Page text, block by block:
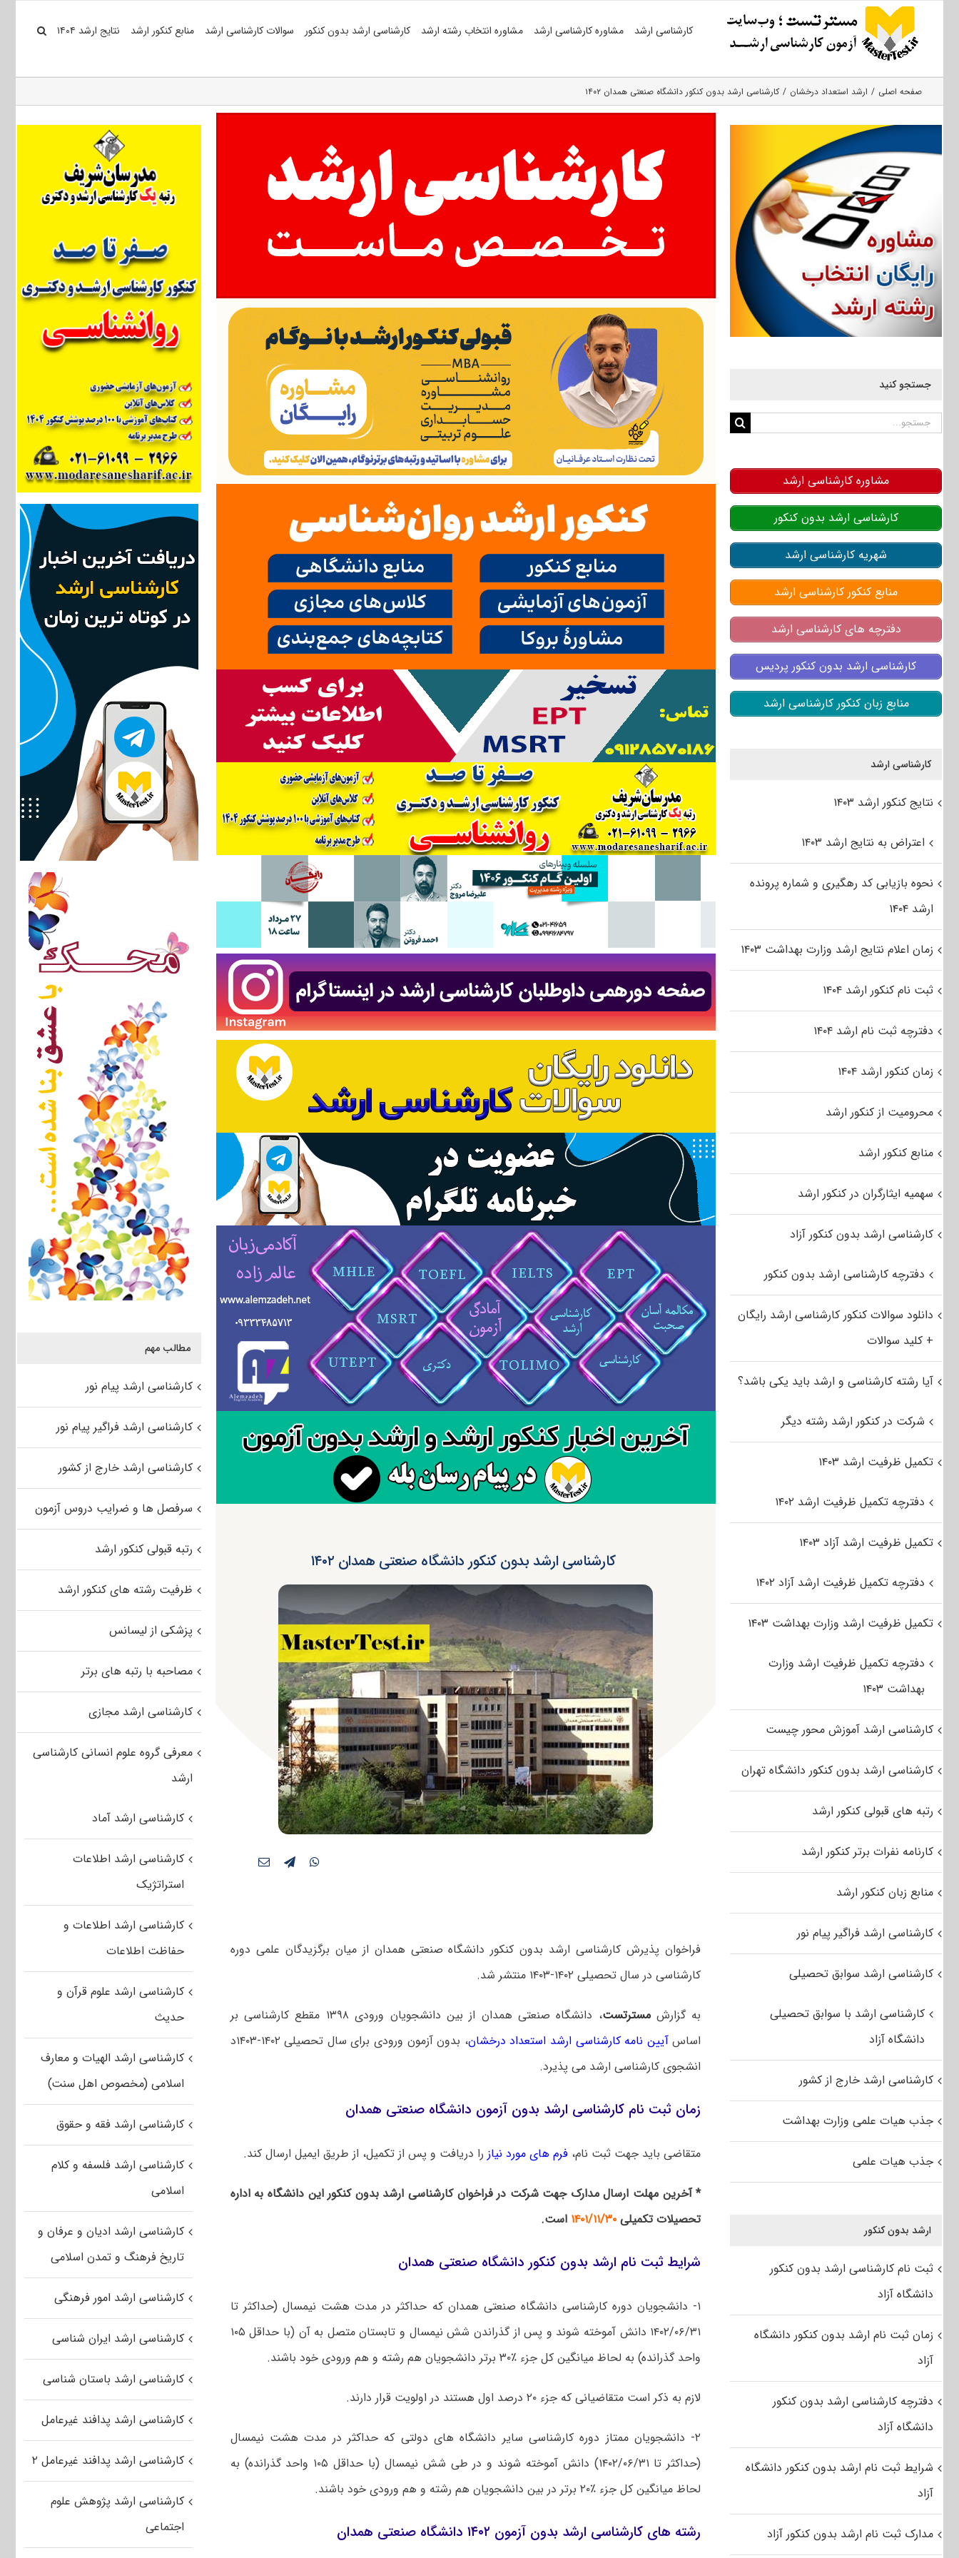
کارشناسی ارشد مشاوره کارشناسی ارشد مشاوره انتخاب رشته ارشد کارشناسی ارشد بدون کنکور سوالات کارشناسی ارشد منابع کنکور ارشد نتایج ارشد ۱۴۰۴
صفحه اصلی ارشد استعداد درخشان کارشناسی ارشد بدون کنکور دانشگاه صنعتی همدان ۱۴۰۲
کارشناسی ارشد بدون کنکور دانشگاه صنعتی همدان ۱۴۰۲
فراخوان پذیرش کارشناسی ارشد بدون کنکور دانشگاه صنعتی همدان از میان برگزیدگان علمی دوره
کارشناسی در سال تحصیلی ۱۴۰۲-۱۴۰۳ منتشر شد.
به گزارشمسترتست
، دانشگاه صنعتی همدان از بین دانشجویان ورودی ۱۳۹۸ مقطع کارشناسی بر
اساسآیین نامه کارشناسی ارشد استعداد درخشان
، بدون آزمون ورودی برای سال تحصیلی ۱۴۰۲-۱۴۰۳د
انشجوی کارشناسی ارشد می پذیرد.
زمان ثبت نام کارشناسی ارشد بدون آزمون دانشگاه صنعتی همدان
متقاضی باید جهت ثبت نام، فرم های مورد نیاز را دریافت و پس از تکمیل، از طریق ایمیل ارسال کند.
* آخرین مهلت ارسال مدارک جهت شرکت در فراخوان کارشناسی ارشد بدون کنکور این دانشگاه به اداره
تحصیلات تکمیلی ۱۴۰۱/۱۱/۳۰ است.
شرایط ثبت نام ارشد بدون کنکور دانشگاه صنعتی همدان
۱- دانشجویان دوره کارشناسی دانشگاه صنعتی همدان که حداکثر در مدت هشت نیمسال (حداکثر تا
۱۴۰۲/۰۶/۳۱ دانش آموخته شوند و پس از گذراندن شش نیمسال و تابستان متصل به آن (با حداقل ۱۰۵
واحد گذرانده) به لحاظ میانگین کل جزء ٪۳۰ برتر دانشجویان هم رشته و هم ورودی خود باشند.
لازم به ذکر است متقاضیانی که جزء ۲۰ درصد اول هستند در اولویت قرار دارند.
۲- دانشجویان ممتاز دوره کارشناسی سایر دانشگاه های دولتی که حداکثر در مدت هشت نیمسال
(حداکثر تا ۱۴۰۲/۰۶/۳۱) دانش آموخته شوند و در طی شش نیمسال (با حداقل ۱۰۵ واحد گذرانده) به
لحاظ میانگین کل جزء ٪۲۰ برتر در بین دانشجویان هم رشته و هم ورودی خود باشند.
رشته های کارشناسی ارشد بدون آزمون ۱۴۰۲ دانشگاه صنعتی همدان
مطالب مهم
کارشناسی ارشد پیام نور
کارشناسی ارشد فراگیر پیام نور
کارشناسی ارشد خارج از کشور
سرفصل ها و ضرایب دروس آزمون
رتبه قبولی کنکور ارشد
ظرفیت رشته های کنکور ارشد
پزشکی از لیسانس
مصاحبه با رتبه های برتر
کارشناسی ارشد مجازی
معرفی گروه علوم انسانی کارشناسی
ارشد
کارشناسی ارشد آماد
کارشناسی ارشد اطلاعات
استراتژیک
کارشناسی ارشد اطلاعات و
حفاظت اطلاعات
کارشناسی ارشد علوم قرآن و
حدیث
کارشناسی ارشد الهیات و معارف
اسلامی (مخصوص اهل سنت)
کارشناسی ارشد فقه و حقوق
کارشناسی ارشد فلسفه و کلام
اسلامی
کارشناسی ارشد ادیان و عرفان و
تاریخ فرهنگ و تمدن اسلامی
کارشناسی ارشد امور فرهنگی
کارشناسی ارشد ایران شناسی
کارشناسی ارشد باستان شناسی
کارشناسی ارشد پدافند غیرعامل
کارشناسی ارشد پدافند غیرعامل ۲
کارشناسی ارشد پژوهش علوم
اجتماعی
جستجو کنید
جستجو
مشاوره کارشناسی ارشد
کارشناسی ارشد بدون کنکور
شهریه کارشناسی ارشد
منابع کنکور کارشناسی ارشد
دفترچه های کارشناسی ارشد
کارشناسی ارشد بدون کنکور پردیس
منابع زبان کنکور کارشناسی ارشد
کارشناسی ارشد
نتایج کنکور ارشد ۱۴۰۳
اعتراض به نتایج ارشد ۱۴۰۳
نحوه بازیابی کد رهگیری و شماره پرونده
ارشد ۱۴۰۴
زمان اعلام نتایج ارشد وزارت بهداشت ۱۴۰۳
ثبت نام کنکور ارشد ۱۴۰۴
دفترچه ثبت نام ارشد ۱۴۰۴
زمان کنکور ارشد ۱۴۰۴
محرومیت از کنکور ارشد
منابع کنکور ارشد
سهمیه ایثارگران در کنکور ارشد
کارشناسی ارشد بدون کنکور آزاد
دفترچه کارشناسی ارشد بدون کنکور
دانلود سوالات کنکور کارشناسی ارشد رایگان
+ کلید سوالات
آیا رشته کارشناسی و ارشد باید یکی باشد؟
شرکت در کنکور ارشد رشته دیگر
تکمیل ظرفیت ارشد ۱۴۰۳
دفترچه تکمیل ظرفیت ارشد ۱۴۰۲
تکمیل ظرفیت ارشد آزاد ۱۴۰۳
دفترچه تکمیل ظرفیت ارشد آزاد ۱۴۰۲
تکمیل ظرفیت ارشد وزارت بهداشت ۱۴۰۳
دفترچه تکمیل ظرفیت ارشد وزارت
بهداشت ۱۴۰۳
کارشناسی ارشد آموزش محور چیست
کارشناسی ارشد بدون کنکور دانشگاه تهران
رتبه های قبولی کنکور ارشد
کارنامه نفرات برتر کنکور ارشد
منابع زبان کنکور ارشد
کارشناسی ارشد فراگیر پیام نور
کارشناسی ارشد سوابق تحصیلی
کارشناسی ارشد با سوابق تحصیلی
دانشگاه آزاد
کارشناسی ارشد خارج از کشور
جذب هیات علمی وزارت بهداشت
جذب هیات علمی
ارشد بدون کنکور
ثبت نام کارشناسی ارشد بدون کنکور
دانشگاه آزاد
زمان ثبت نام ارشد بدون کنکور دانشگاه
آزاد
دفترچه کارشناسی ارشد بدون کنکور
دانشگاه آزاد
شرایط ثبت نام ارشد بدون کنکور دانشگاه
آزاد
مدارک ثبت نام ارشد بدون کنکور آزاد